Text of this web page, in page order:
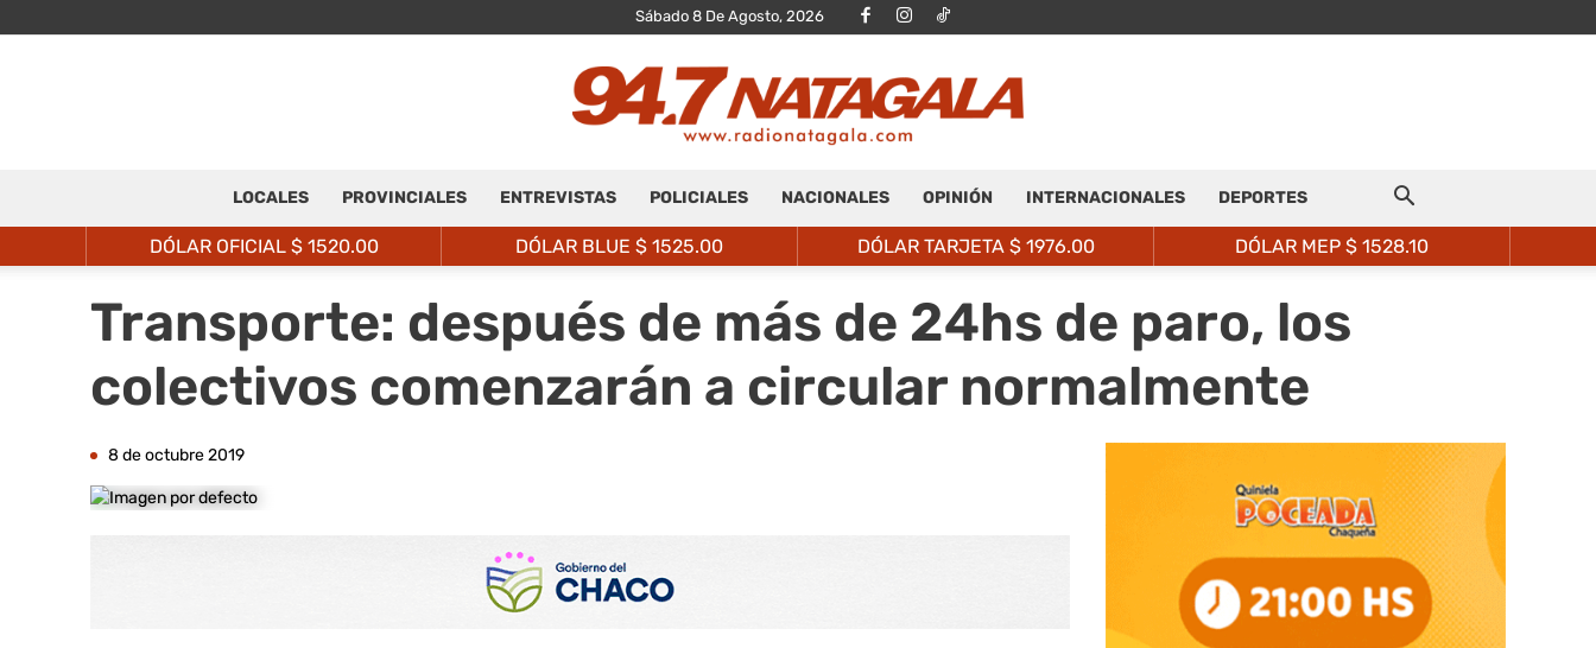
Sábado 8 De Agosto, 2026
Natagalá
LOCALES PROVINCIALES ENTREVISTAS POLICIALES NACIONALES OPINIÓN INTERNACIONALES DEPORTES
DÓLAR OFICIAL $ 1520.00 DÓLAR BLUE $ 1525.00 DÓLAR TARJETA $ 1976.00 DÓLAR MEP $ 1528.10
Transporte: después de más de 24hs de paro, los
colectivos comenzarán a circular normalmente
8 de octubre 2019